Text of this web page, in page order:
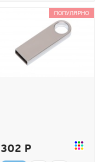
ПОПУЛЯРНО
302 Р